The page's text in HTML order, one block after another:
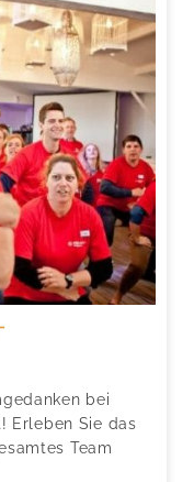
bei
Erleben Sie das
Team